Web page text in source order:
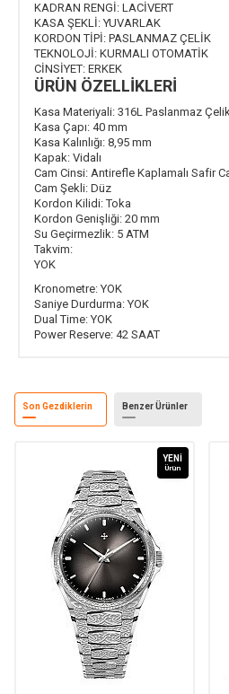
KADRAN RENGİ: LACİVERT
KASA ŞEKLİ: YUVARLAK
KORDON TİPİ: PASLANMAZ ÇELİK
TEKNOLOJİ: KURMALI OTOMATİK
CİNSİYET: ERKEK
ÜRÜN ÖZELLİKLERİ
Kasa Materiyali: 316L Paslanmaz
Kasa Çapı: 40 mm
Kasa Kalınlığı: 8,95 mm
Kapak: Vidalı
Cam Cinsi: Antirefle Kaplamalı Safir
Cam Şekli: Düz
Kordon Kilidi:Toka
Kordon Genişliği: 20 mm
Su Geçirmezlik: 5 ATM
Takvim:
YOK
Kronometre: YOK
Saniye Durdurma: YOK
Dual Time: YOK
Power Reserve: 42 SAAT
Son Gezdiklerin Benzer Ürünler
YENI
Ürün